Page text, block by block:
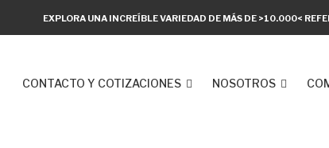
EXPLORA UNA INCREÍBLE VARIEDAD DE MÁS DE >10.000<
CONTACTO Y COTIZACIONES NOSOTROS